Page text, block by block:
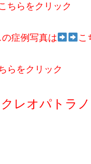
ちらをクリック
症例写真は こ
らをクリック
レオパトラ